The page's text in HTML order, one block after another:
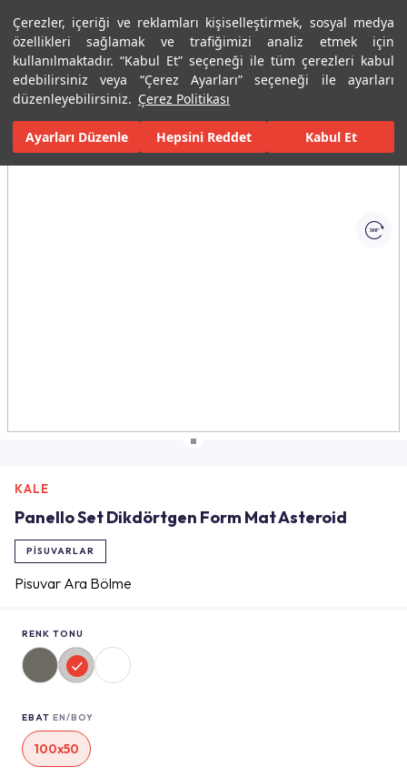
Çerezler, içeriği ve reklamları kişiselleştirmek, sosyal medya
özellikleri sağlamak ve trafiğimizi analiz etmek için
kullanılmaktadır. “Kabul Et” seçeneği ile tüm çerezleri kabul
edebilirsiniz veya “Çerez Ayarları” seçeneği ile ayarları
düzenleyebilirsiniz. Çerez Politikası
Ayarları Düzenle Hepsini Reddet Kabul Et
Menü Menü
Ana Sayfa Banyolar Seramik Banyo Ürünleri Pisuvarlar
Tüm Görseller(1)
KALE
Panello Set Dikdörtgen Form Mat Asteroid
PISUVARLAR
Pisuvar Ara Bölme
RENK TONU
EBAT EN/BOY
100x50